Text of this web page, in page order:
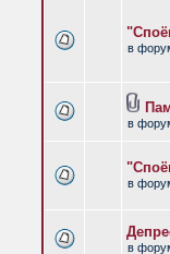
в
в
в
в